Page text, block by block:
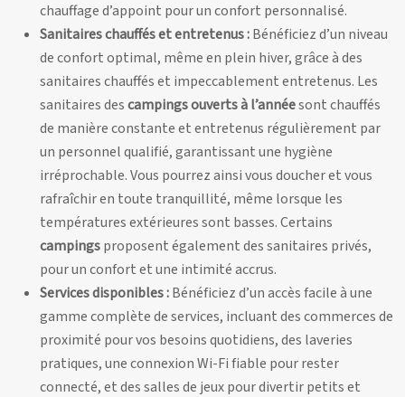
chauffage d’appoint pour un confort personnalisé.
Sanitaires chauffés et entretenus :Bénéficiez d’un niveau
de confort optimal, même en plein hiver, grâce à des
sanitaires chauffés et impeccablement entretenus. Les
sanitaires descampings ouverts à l’annéesont chauffés
de manière constante et entretenus régulièrement par
un personnel qualifié, garantissant une hygiène
irréprochable. Vous pourrez ainsi vous doucher et vous
rafraîchir en toute tranquillité, même lorsque les
températures extérieures sont basses. Certains
campingsproposent également des sanitaires privés,
pour un confort et une intimité accrus.
Services disponibles :Bénéficiez d’un accès facile à une
gamme complète de services, incluant des commerces de
proximité pour vos besoins quotidiens, des laveries
pratiques, une connexion Wi-Fi fiable pour rester
connecté, et des salles de jeux pour divertir petits et